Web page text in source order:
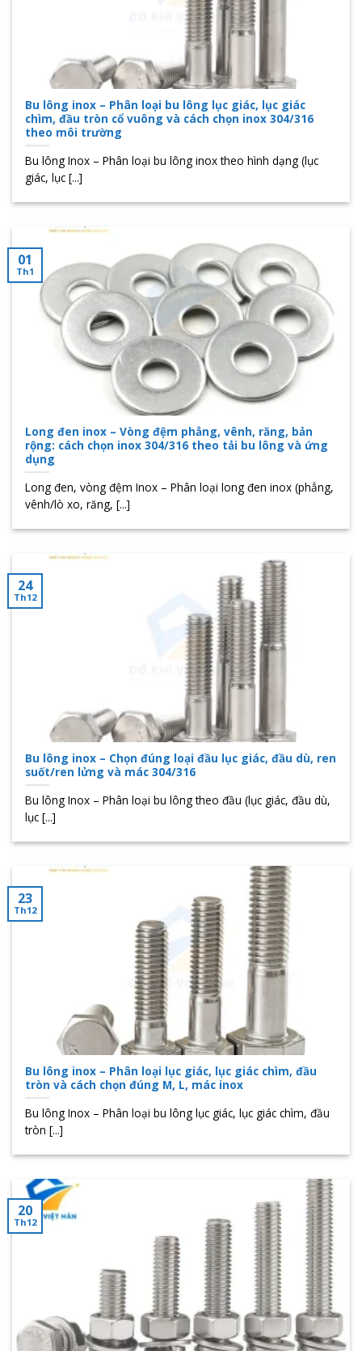
Bu lông inox – Phân loại bu lông lục giác, lục giác
chìm, đầu tròn cổ vuông và cách chọn inox 304/316
theo môi trường
Bu lông Inox – Phân loại bu lông inox theo hình dạng (lục
giác, lục [...]
Long đen inox – Vòng đệm phẳng, vênh, răng, bản
rộng: cách chọn inox 304/316 theo tải bu lông và ứng
dụng
Long đen, vòng đệm Inox – Phân loại long đen inox (phẳng,
vênh/lò xo, răng, [...]
01
Th1
Bu lông inox – Chọn đúng loại đầu lục giác, đầu dù, ren
suốt/ren lửng và mác 304/316
Bu lông Inox – Phân loại bu lông theo đầu (lục giác, đầu dù,
lục [...]
24
Th12
Bu lông inox – Phân loại lục giác, lục giác chìm, đầu
tròn và cách chọn đúng M, L, mác inox
Bu lông Inox – Phân loại bu lông lục giác, lục giác chìm, đầu
tròn [...]
23
Th12
20
Th12